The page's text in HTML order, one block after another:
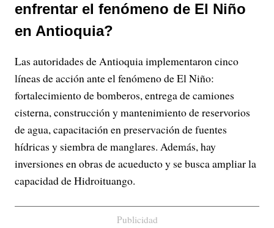
enfrentar el fenómeno de El Niño
en Antioquia?
Las autoridades de Antioquia implementaron cinco
líneas de acción ante el fenómeno de El Niño:
fortalecimiento de bomberos, entrega de camiones
cisterna, construcción y mantenimiento de reservorios
de agua, capacitación en preservación de fuentes
hídricas y siembra de manglares. Además, hay
inversiones en obras de acueducto y se busca ampliar la
capacidad de Hidroituango.
Publicidad